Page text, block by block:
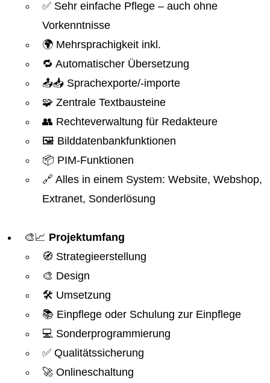
✅ Sehr einfache Pflege – auch ohne
Vorkenntnisse
🌍 Mehrsprachigkeit inkl.
🔁 Automatischer Übersetzung
📤📥 Sprachexporte/-importe
🧩 Zentrale Textbausteine
👥 Rechteverwaltung für Redakteure
🖼️ Bilddatenbankfunktionen
📦 PIM-Funktionen
🔗 Alles in einem System: Website, Webshop,
Extranet, Sonderlösung
🎨📈 Projektumfang
🧭 Strategieerstellung
🎨 Design
🛠️ Umsetzung
📚 Einpflege oder Schulung zur Einpflege
💻 Sonderprogrammierung
✅ Qualitätssicherung
🚀 Onlineschaltung